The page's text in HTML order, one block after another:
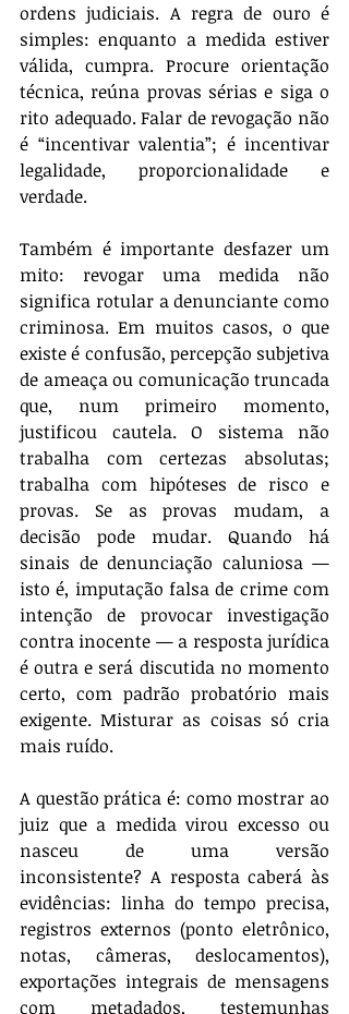
ordens judiciais. A regra de ouro é
simples: enquanto a medida estiver
válida, cumpra. Procure orientação
técnica, reúna provas sérias e siga o
rito adequado. Falar de revogação não
é “incentivar valentia”; é incentivar
legalidade, proporcionalidade e
verdade.
Também é importante desfazer um
mito: revogar uma medida não
significa rotular a denunciante como
criminosa. Em muitos casos, o que
existe é confusão, percepção subjetiva
de ameaça ou comunicação truncada
que, num primeiro momento,
justificou cautela. O sistema não
trabalha com certezas absolutas;
trabalha com hipóteses de risco e
provas. Se as provas mudam, a
decisão pode mudar. Quando há
sinais de denunciação caluniosa —
isto é, imputação falsa de crime com
intenção de provocar investigação
contra inocente — a resposta jurídica
é outra e será discutida no momento
certo, com padrão probatório mais
exigente. Misturar as coisas só cria
mais ruído.
A questão prática é: como mostrar ao
juiz que a medida virou excesso ou
nasceu de uma versão
inconsistente? A resposta caberá às
evidências: linha do tempo precisa,
registros externos (ponto eletrônico,
notas, câmeras, deslocamentos),
exportações integrais de mensagens
com metadados, testemunhas